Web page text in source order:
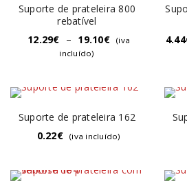
Suporte de prateleira 800
rebatível
12.29€ – 19.10€
(iva
incluído)
4.44
Suporte de prateleira 162
0.22€ (iva incluído)